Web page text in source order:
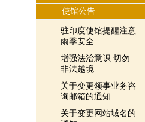
使馆公告
驻印度使馆提醒注意
雨季安全
增强法治意识 切勿
非法越境
关于变更领事业务咨
询邮箱的通知
关于变更网站域名的